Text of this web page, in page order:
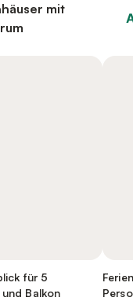
mit
für 5
Balkon